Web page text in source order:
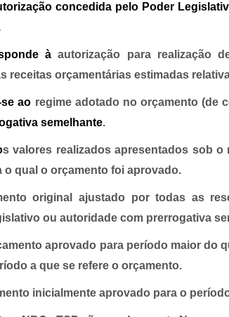
concedida pelo Poder
àautorização para realização
receitas orçamentárias estimadas
ao regime adotado no orçamento (de
semelhante.
s valores realizados apresentados sob o
o qual o orçamento foi aprovado.
original ajustado por todas as
ou autoridade com prerrogativa
aprovado para período maior do
a que se refere o orçamento.
inicialmente aprovado para o